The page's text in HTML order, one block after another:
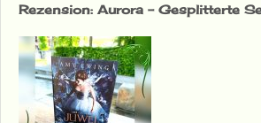
Rezension: Aurora – Gesplitterte